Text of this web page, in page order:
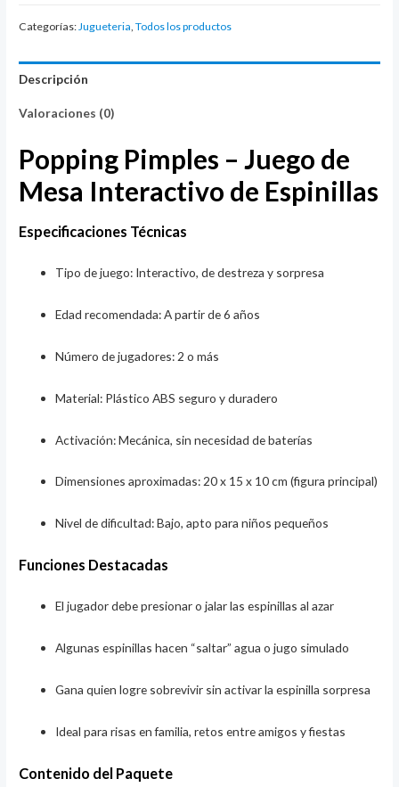
Juego
de
Mesa
Espinillas
cantidad
Categorías: Jugueteria ,Todos los productos
Descripción
Valoraciones (0)
Popping Pimples – Juego de
Mesa Interactivo de Espinillas
Especificaciones Técnicas
Tipo de juego: Interactivo, de destreza y sorpresa
Edad recomendada: A partir de 6 años
Número de jugadores: 2 o más
Material: Plástico ABS seguro y duradero
Activación: Mecánica, sin necesidad de baterías
Dimensiones aproximadas: 20 x 15 x 10 cm (figura principal)
Nivel de dificultad: Bajo, apto para niños pequeños
Funciones Destacadas
El jugador debe presionar o jalar las espinillas al azar
Algunas espinillas hacen “saltar” agua o jugo simulado
Gana quien logre sobrevivir sin activar la espinilla sorpresa
Ideal para risas en familia, retos entre amigos y fiestas
Contenido del Paquete